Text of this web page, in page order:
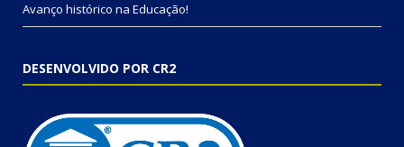
Avanço histórico na Educação!
DESENVOLVIDO POR CR2